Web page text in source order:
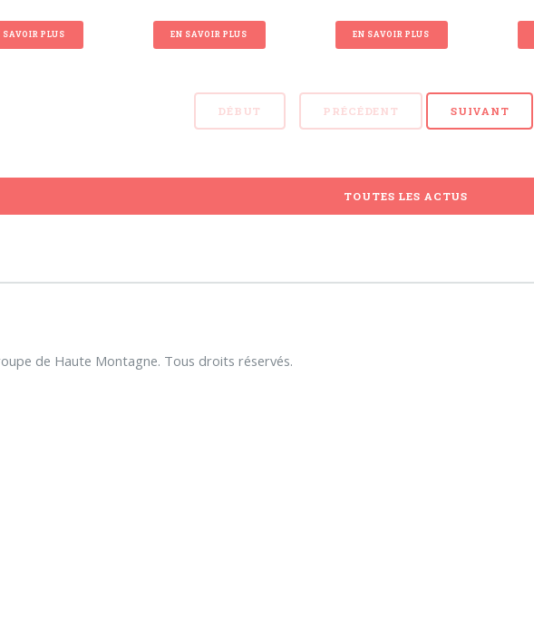
SAVOIR PLUS EN SAVOIR PLUS EN SAVOIR PLUS
DÉBUT PRÉCÉDENT SUIVANT
TOUTES LES ACTUS
de Haute Montagne. Tous droits réservés.